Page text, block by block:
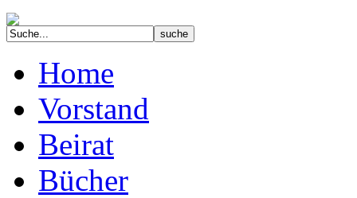
Home
Vorstand
Beirat
Bücher